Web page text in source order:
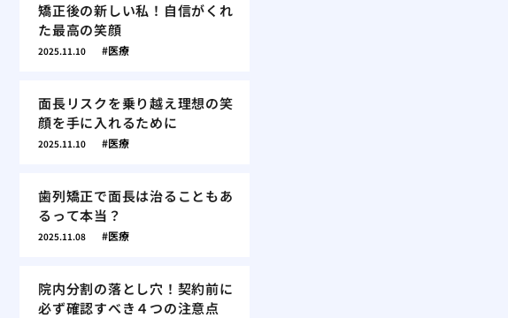
矯正後の新しい私！自信がくれ
た最高の笑顔
2025.11.10 医療
面長リスクを乗り越え理想の笑
顔を手に入れるために
2025.11.10 医療
歯列矯正で面長は治ることもあ
るって本当？
2025.11.08 医療
院内分割の落とし穴！契約前に
必ず確認すべき４つの注意点